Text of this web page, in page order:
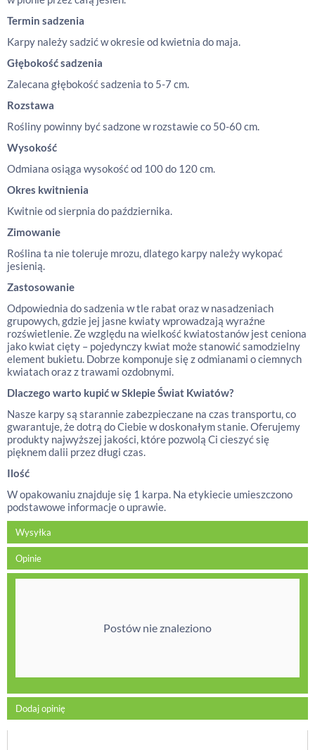
Termin sadzenia
Karpy należy sadzić w okresie od kwietnia do maja.
Głębokość sadzenia
Zalecana głębokość sadzenia to 5-7 cm.
Rozstawa
Rośliny powinny być sadzone w rozstawie co 50-60 cm.
Wysokość
Odmiana osiąga wysokość od 100 do 120 cm.
Okres kwitnienia
Kwitnie od sierpnia do października.
Zimowanie
Roślina ta nie toleruje mrozu, dlatego karpy należy wykopać
jesienią.
Zastosowanie
Odpowiednia do sadzenia w tle rabat oraz w nasadzeniach
grupowych, gdzie jej jasne kwiaty wprowadzają wyraźne
rozświetlenie. Ze względu na wielkość kwiatostanów jest ceniona
jako kwiat cięty – pojedynczy kwiat może stanowić samodzielny
element bukietu. Dobrze komponuje się z odmianami o ciemnych
kwiatach oraz z trawami ozdobnymi.
Dlaczego warto kupić w Sklepie Świat Kwiatów?
Nasze karpy są starannie zabezpieczane na czas transportu, co
gwarantuje, że dotrą do Ciebie w doskonałym stanie. Oferujemy
produkty najwyższej jakości, które pozwolą Ci cieszyć się
pięknem dalii przez długi czas.
Ilość
W opakowaniu znajduje się 1 karpa. Na etykiecie umieszczono
podstawowe informacje o uprawie.
Wysyłka
Opinie
Postów nie znaleziono
Dodaj opinię